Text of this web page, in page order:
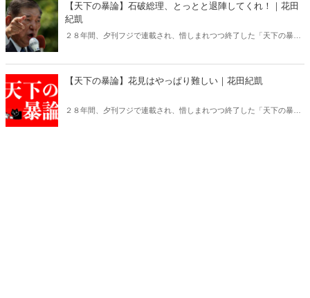
【天下の暴論】石破総理、とっとと退陣してくれ！｜花田
紀凱
２８年間、夕刊フジで連載され、惜しまれつつ終了した「天下の暴
【天下の暴論】花見はやっぱり難しい｜花田紀凱
２８年間、夕刊フジで連載され、惜しまれつつ終了した「天下の暴